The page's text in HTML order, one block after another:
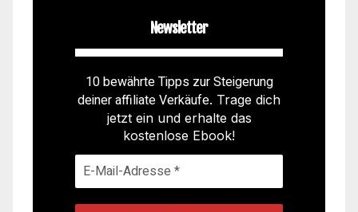
Newsletter
10 bewährte Tipps zur Steigerung
deiner affiliate Verkäufe. Trage dich
jetzt ein und erhalte das
kostenlose Ebook!